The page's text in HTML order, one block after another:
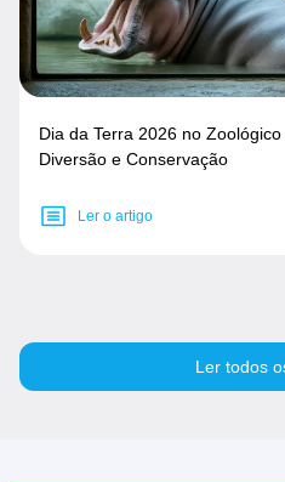
Dia da Terra 2026 no
Diversão e Conservação
Ler o artigo
Ler todos